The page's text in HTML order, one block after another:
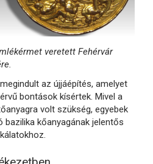
veretett Fehérvár
az újjáépítés, amelyet
bontások kísértek. Mivel a
volt szükség, egyebek
kőanyagának jelentős